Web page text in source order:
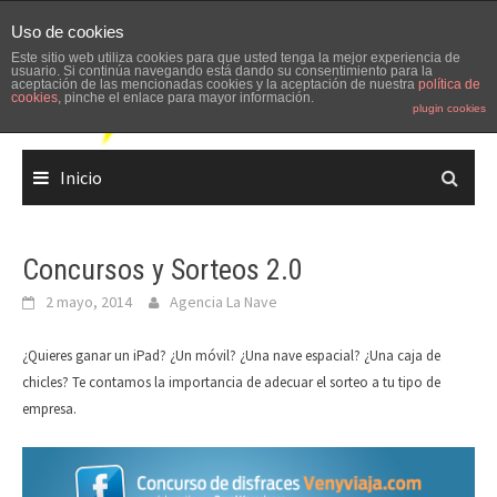
to
content
Inicio
Concursos y Sorteos 2.0
2 mayo, 2014 Agencia La Nave
¿Quieres ganar un iPad? ¿Un móvil? ¿Una nave espacial? ¿Una caja de
chicles? Te contamos la importancia de adecuar el sorteo a tu tipo de
empresa.
Uso de cookies
Este sitio web utiliza cookies para que usted tenga la mejor experiencia de
usuario. Si continúa navegando está dando su consentimiento para la
aceptación de las mencionadas cookies y la aceptación de nuestra política de
cookies, pinche el enlace para mayor información.
plugin cookies